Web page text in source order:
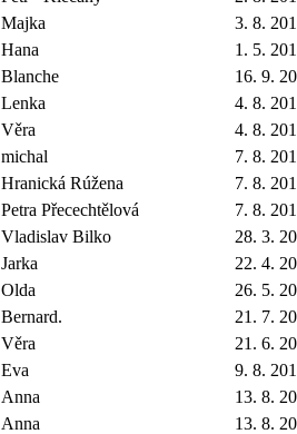
Majka
3. 8.
Hana
1. 5.
Blanche
16. 9.
Lenka
4. 8.
Věra
4. 8.
michal
7. 8.
Hranická Rúžena
7. 8.
Petra Přecechtělová
7. 8.
Vladislav Bilko
28. 3.
Jarka
22. 4.
Olda
26. 5.
Bernard.
21. 7.
Věra
21. 6.
Eva
9. 8.
Anna
13. 8.
Anna
13. 8.